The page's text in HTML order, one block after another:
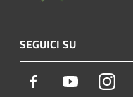
SEGUICI SU
Facebook Youtube